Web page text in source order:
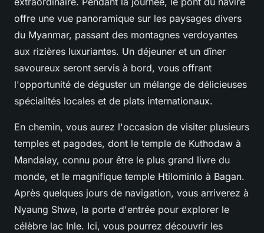
offre une vue panoramique sur les paysages divers
du Myanmar, passant des montagnes verdoyantes
aux rizières luxuriantes. Un déjeuner et un dîner
savoureux seront servis à bord, vous offrant
l'opportunité de déguster un mélange de délicieuses
spécialités locales et de plats internationaux.
En chemin, vous aurez l'occasion de visiter plusieurs
temples et pagodes, dont le temple de Kuthodaw à
Mandalay, connu pour être le plus grand livre du
monde, et le magnifique temple Htilominlo à Bagan.
Après quelques jours de navigation, vous arriverez à
Nyaung Shwe, la porte d'entrée pour explorer le
célèbre lac Inle. Ici, vous pourrez découvrir les